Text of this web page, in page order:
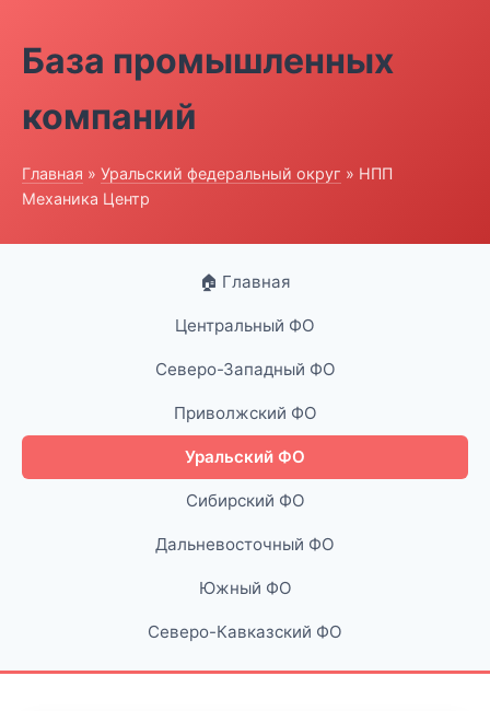
База промышленных
компаний
Главная » Уральский федеральный округ » НПП
Механика Центр
🏠 Главная
Центральный ФО
Северо-Западный ФО
Приволжский ФО
Уральский ФО
Сибирский ФО
Дальневосточный ФО
Южный ФО
Северо-Кавказский ФО